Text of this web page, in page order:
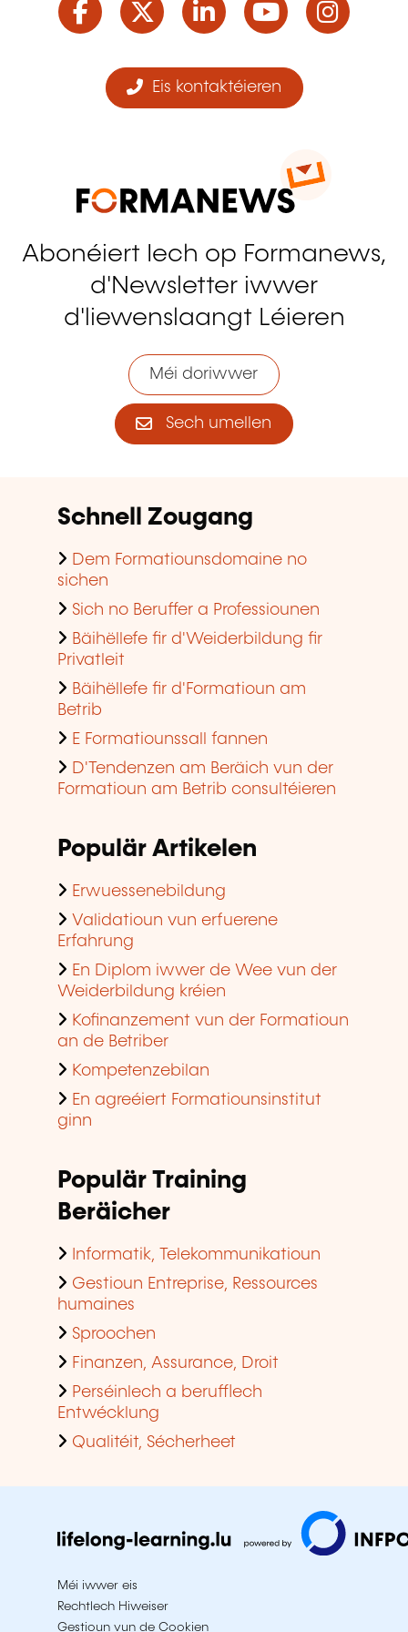
Eis kontaktéieren
Abonéiert Iech op Formanews,
d'Newsletter iwwer
d'liewenslaangt Léieren
Méi doriwwer
Sech umellen
Schnell Zougang
Dem Formatiounsdomaine no
sichen
Sich no Beruffer a Professiounen
Bäihëllefe fir d'Weiderbildung fir
Privatleit
Bäihëllefe fir d'Formatioun am
Betrib
E Formatiounssall fannen
D'Tendenzen am Beräich vun der
Formatioun am Betrib consultéieren
Populär Artikelen
Erwuessenebildung
Validatioun vun erfuerene
Erfahrung
En Diplom iwwer de Wee vun der
Weiderbildung kréien
Kofinanzement vun der Formatioun
an de Betriber
Kompetenzebilan
En agreéiert Formatiounsinstitut
ginn
Populär Training
Beräicher
Informatik, Telekommunikatioun
Gestioun Entreprise, Ressources
humaines
Sproochen
Finanzen, Assurance, Droit
Perséinlech a berufflech
Entwécklung
Qualitéit, Sécherheet
Méi iwwer eis
Rechtlech Hiweiser
Gestioun vun de Cookien